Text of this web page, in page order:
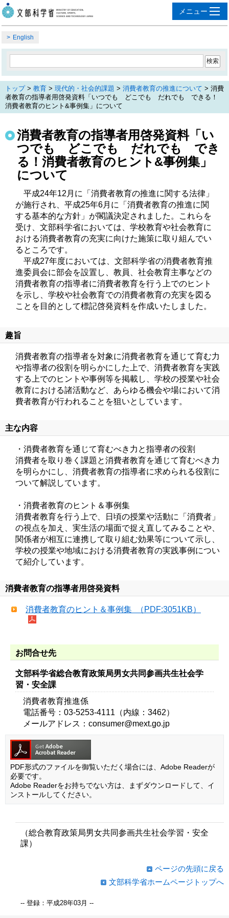
English
トップ> 教育 > 現代的・社会的課題 > 消費者教育の推進について > 消費
者教育の指導者用啓発資料「いつでも どこでも だれでも できる！
消費者教育のヒント&事例集」について
消費者教育の指導者用啓発資料「い
つでも どこでも だれでも でき
る！消費者教育のヒント&事例集」
について
平成24年12月に「消費者教育の推進に関する法律」
が施行され、平成25年6月に「消費者教育の推進に関
する基本的な方針」が閣議決定されました。これらを
受け、文部科学省においては、学校教育や社会教育に
おける消費者教育の充実に向けた施策に取り組んでい
るところです。
平成27年度においては、文部科学省の消費者教育推
進委員会に部会を設置し、教員、社会教育主事などの
消費者教育の指導者に消費者教育を行う上でのヒント
を示し、学校や社会教育での消費者教育の充実を図る
ことを目的として標記啓発資料を作成いたしました。
趣旨
消費者教育の指導者を対象に消費者教育を通じて育む力
や指導者の役割を明らかにした上で、消費者教育を実践
する上でのヒントや事例等を掲載し、学校の授業や社会
教育における諸活動など、あらゆる機会や場において消
費者教育が行われることを狙いとしています。
主な内容
・消費者教育を通じて育むべき力と指導者の役割
消費者を取り巻く課題と消費者教育を通じて育むべき力
を明らかにし、消費者教育の指導者に求められる役割に
ついて解説しています。
・消費者教育のヒント＆事例集
消費者教育を行う上で、日頃の授業や活動に「消費者」
の視点を加え、実生活の場面で捉え直してみることや、
関係者が相互に連携して取り組む効果等について示し、
学校の授業や地域における消費者教育の実践事例につい
て紹介しています。
消費者教育の指導者用啓発資料
消費者教育のヒント＆事例集 （PDF:3051KB）
お問合せ先
文部科学省総合教育政策局男女共同参画共生社会学
習・安全課
消費者教育推進係
電話番号：03-5253-4111（内線：3462）
メールアドレス：consumer@mext.go.jp
PDF形式のファイルを御覧いただく場合には、Adobe Readerが
必要です。
Adobe Readerをお持ちでない方は、まずダウンロードして、イ
ンストールしてください。
（総合教育政策局男女共同参画共生社会学習・安全
課）
ページの先頭に戻る
文部科学省ホームページトップへ
-- 登録：平成28年03月 --